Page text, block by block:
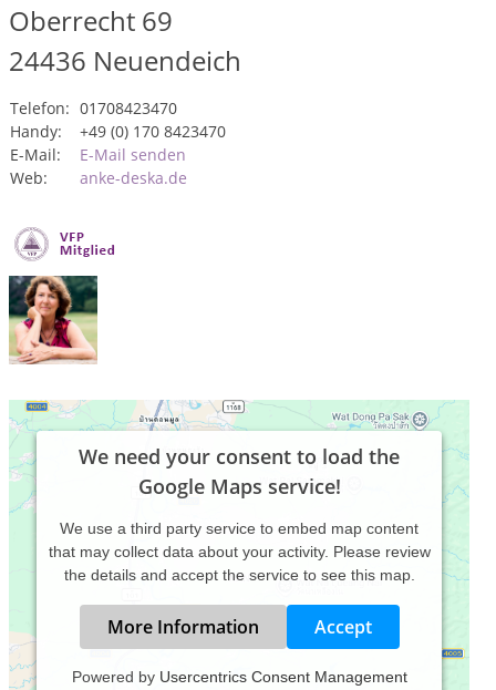
Oberrecht 69
24436 Neuendeich
Telefon: 01708423470
Handy:
+49 (0) 170 8423470
E-Mail:
E-Mail senden
Web:
anke-deska.de
We need your consent to load the
Google Maps service!
We use a third party service to embed map content
that may collect data about your activity. Please review
the details and accept the service to see this map.
More Information Accept
Powered by Usercentrics Consent Management